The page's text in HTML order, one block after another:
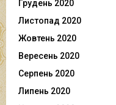
Грудень 2020
Листопад 2020
Жовтень 2020
Вересень 2020
Серпень 2020
Липень 2020